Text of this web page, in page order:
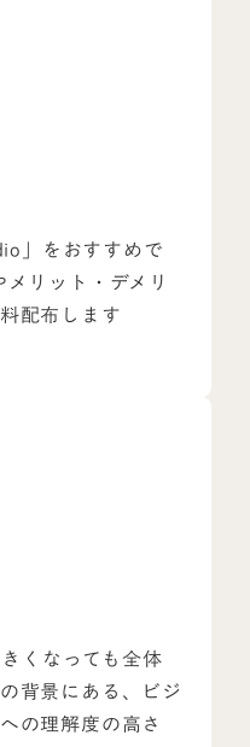
」をおすすめで
リット・デメリ
配布します
くなっても全体
背景にある、ビジ
の理解度の高さ